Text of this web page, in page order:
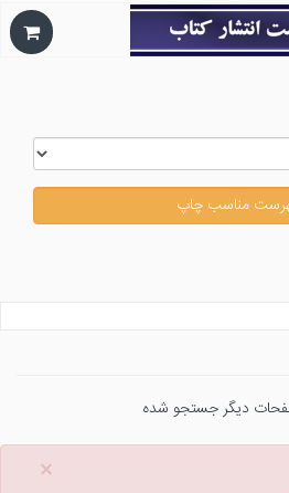
مناسب چاپ
دیگر جستجو شده
×